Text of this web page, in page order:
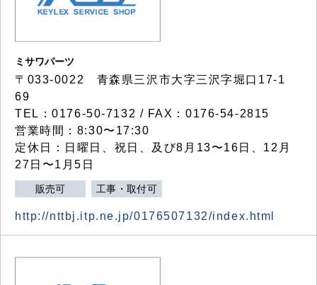
ミサワパーツ
〒033-0022 青森県三沢市大字三沢字堀口17-1
69
TEL：0176-50-7132 / FAX：0176-54-2815
営業時間：8:30〜17:30
定休日：日曜日、祝日、及び8月13〜16日、12月
27日〜1月5日
販売可 工事・取付可
http://nttbj.itp.ne.jp/0176507132/index.html